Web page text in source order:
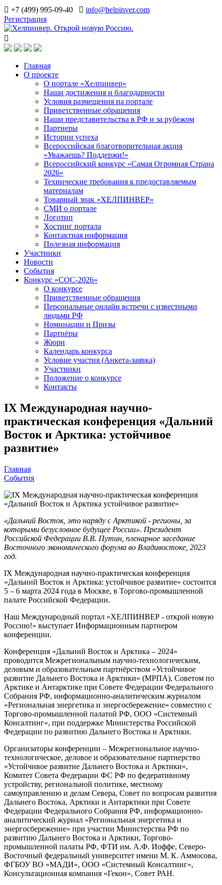
+7 (499) 995-09-40
info@helpinver.com
Регистрация
Главная
О проекте
О портале «Хелпинвер»
Наши достижения и благодарности
Условия размещения на портале
Приветственные обращения
Наши представительства в РФ и за рубежом
Партнеры
Истории успеха
Всероссийская благотворительная акция
«Уважаешь? Поддержи!»
Всероссийский конкурс «Самая Огромная Страна
2026»
Технические требования к предоставляемым
материалам
Товарный знак «ХЕЛПИНВЕР»
СМИ о портале
Логотип
Хостинг портала
Контактная информация
Полезная информация
Участники
Новости
События
Конкурс «СОС-2026»
О конкурсе
Приветственные обращения
Персональные онлайн встречи с известными
людьми РФ
Номинации и Призы
Партнёры
Жюри
Календарь конкурса
Условие участия (Анкета-заявка)
Участники
Положение о конкурсе
Контакты
IX Международная научно-
практическая конференция «Дальний
Восток и Арктика: устойчивое
развитие»
Главная
События
«Дальний Восток, это наряду с Арктикой - регионы, за
которыми безусловное будущее России». Президент
Российской Федерации В.В. Путин, пленарное заседание
Восточного экономического форума во Владивостоке, 2023
год.
IX Международная научно-практическая конференция
«Дальний Восток и Арктика: устойчивое развитие» состоится
5 – 6 марта 2024 года в Москве, в Торгово-промышленной
палате Российской Федерации.
Наш Международный портал «ХЕЛПИНВЕР - открой новую
Россию!» выступает Информационным партнером
конференции.
Конференция «Дальний Восток и Арктика – 2024»
проводится Межрегиональным научно-технологическим,
деловым и образовательным партнёрством «Устойчивое
развитие Дальнего Востока и Арктики» (МРПА), Советом по
Арктике и Антарктике при Совете Федерации Федерального
Собрания РФ, информационно-аналитическим журналом
«Региональная энергетика и энергосбережение» совместно с
Торгово-промышленной палатой РФ, ООО «Системный
Консалтинг», при поддержке Министерства Российской
Федерации по развитию Дальнего Востока и Арктики.
Организаторы конференции – Межрегиональное научно-
технологическое, деловое и образовательное партнерство
«Устойчивое развитие Дальнего Востока и Арктики»,
Комитет Совета Федерации ФС РФ по федеративному
устройству, региональной политике, местному
самоуправлению и делам Севера, Совет по вопросам развития
Дальнего Востока, Арктики и Антарктики при Совете
Федерации Федерального Собрания РФ, информационно-
аналитический журнал «Региональная энергетика и
энергосбережение» при участии Министерства РФ по
развитию Дальнего Востока и Арктики, Торгово-
промышленной палаты РФ, ФТИ им. А.Ф. Иоффе, Северо-
Восточный федеральный университет имени М. К. Аммосова,
ФГБОУ ВО «МАДИ», ООО «Системный Консалтинг»,
Консультационная компания «Гекон», Совет РАН.